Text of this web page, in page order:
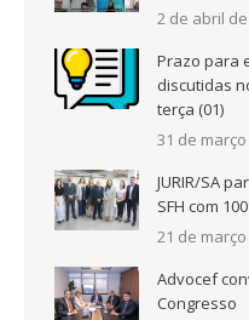
2 de abril de
Prazo para
discutidas
terça (01)
31 de
JURIR/SA
SFH com
21 de
Advocef
Congresso